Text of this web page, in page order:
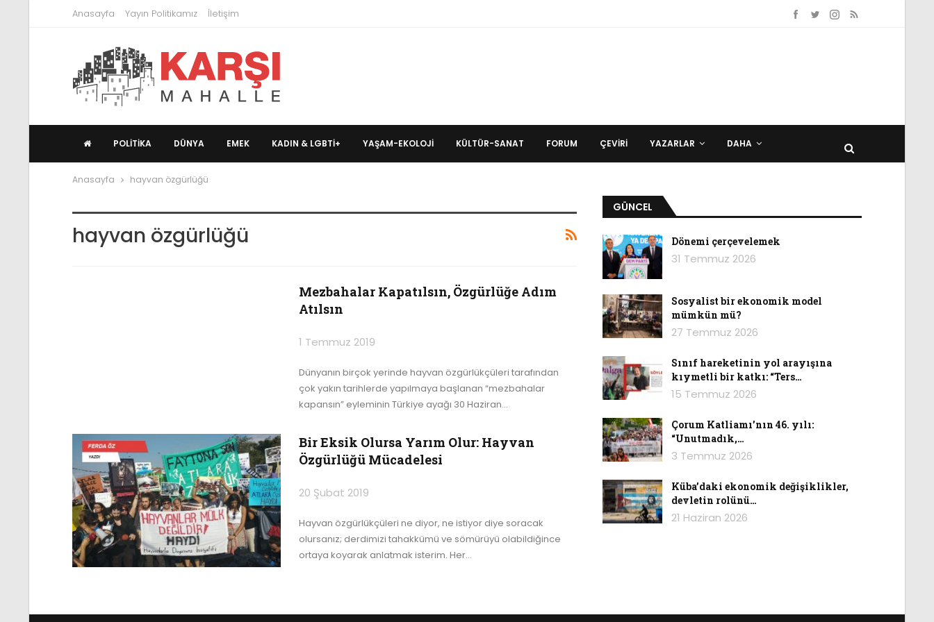
Anasayfa Yayın Politikamız İletişim
POLITIKA DÜNYA EMEK KADIN & LGBTİ+ YAŞAM-EKOLOJI KÜLTÜR-SANAT FORUM ÇEVIRI YAZARLAR DAHA
Anasayfa hayvan özgürlüğü
hayvan özgürlüğü
Mezbahalar Kapatılsın, Özgürlüğe Adım
Atılsın
1 Temmuz 2019
Dünyanın birçok yerinde hayvan özgürlükçüleri tarafından
çok yakın tarihlerde yapılmaya başlanan “mezbahalar
kapansın” eyleminin Türkiye ayağı 30 Haziran…
Bir Eksik Olursa Yarım Olur: Hayvan
Özgürlüğü Mücadelesi
20 Şubat 2019
Hayvan özgürlükçüleri ne diyor, ne istiyor diye soracak
olursanız; derdimizi tahakkümü ve sömürüyü olabildiğince
ortaya koyarak anlatmak isterim. Her…
GÜNCEL
Dönemi çerçevelemek
31 Temmuz 2026
Sosyalist bir ekonomik model
mümkün mü?
27 Temmuz 2026
Sınıf hareketinin yol arayışına
kıymetli bir katkı: “Ters…
15 Temmuz 2026
Çorum Katliamı’nın 46. yılı:
“Unutmadık,…
3 Temmuz 2026
Küba’daki ekonomik değişiklikler,
devletin rolünü…
21 Haziran 2026